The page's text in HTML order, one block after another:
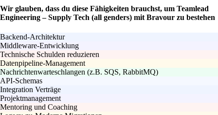
Wir glauben, dass du diese Fähigkeiten brauchst, um Teamlead
Engineering – Supply Tech (all genders) mit Bravour zu bestehen
Backend-Architektur
Middleware-Entwicklung
Technische Schulden reduzieren
Datenpipeline-Management
Nachrichtenwarteschlangen (z.B. SQS, RabbitMQ)
API-Schemas
Integration Verträge
Projektmanagement
Mentoring und Coaching